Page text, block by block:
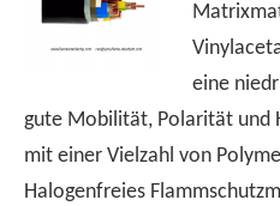
eine
gute Mobilität, Polarität und
mit einer Vielzahl von
Halogenfreies